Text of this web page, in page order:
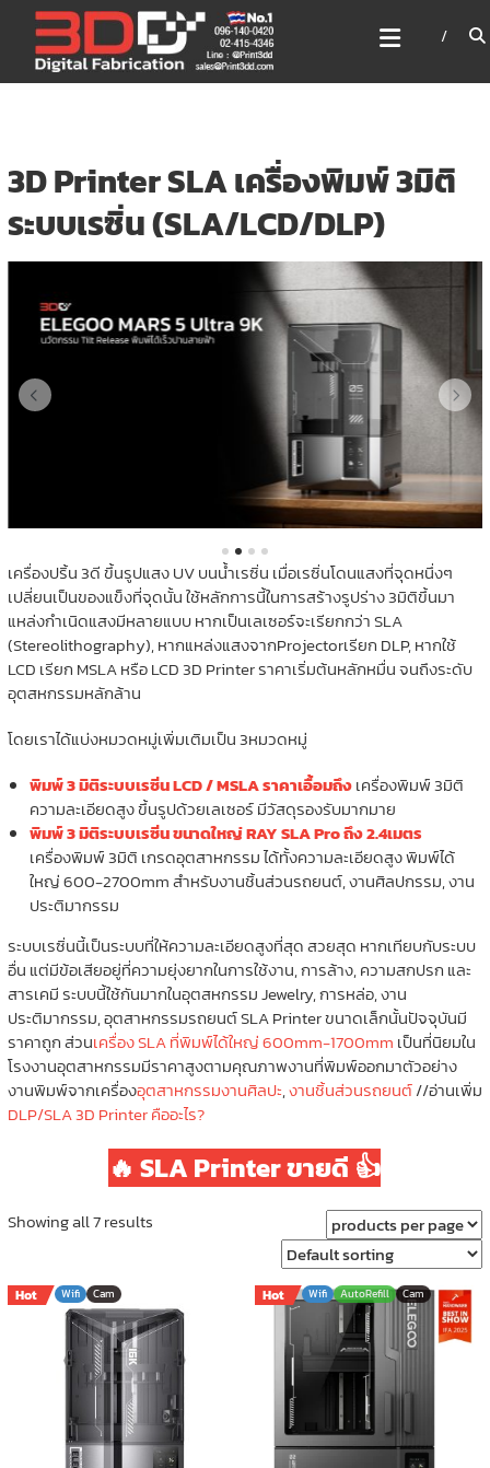
content
3DD DIGITAL FABRICATION
เครื่องพิมพ์3มิติ สแกนเนอร์
เลเซอร์
3D Printer SLA เครื่องพิมพ์ 3มิติ
ระบบเรซิ่น (SLA/LCD/DLP)
เครื่องปริ้น 3ดี ขึ้นรูปแสง UV บนน้ำเรซิ่น เมื่อเรซิ่นโดนแสงที่จุดหนึ่งๆ
เปลี่ยนเป็นของแข็งที่จุดนั้น ใช้หลักการนี้ในการสร้างรูปร่าง 3มิติขึ้นมา
แหล่งกำเนิดแสงมีหลายแบบ หากเป็นเลเซอร์จะเรียกกว่า SLA
(Stereolithography), หากแหล่งแสงจากProjectorเรียก DLP, หากใช้
LCD เรียก MSLA หรือ LCD 3D Printer ราคาเริ่มต้นหลักหมื่น จนถึงระดับ
อุตสหกรรมหลักล้าน
โดยเราได้แบ่งหมวดหมู่เพิ่มเติมเป็น 3หมวดหมู่
พิมพ์ 3 มิติระบบเรซิ่น LCD / MSLA ราคาเอื้อมถึงเครื่องพิมพ์ 3มิติ
ความละเอียดสูง ขึ้นรูปด้วยเลเซอร์ มีวัสดุรองรับมากมาย
พิมพ์ 3 มิติระบบเรซิ่น ขนาดใหญ่ RAY SLA Pro ถึง 2.4เมตร
เครื่องพิมพ์ 3มิติ เกรดอุตสาหกรรม ได้ทั้งความละเอียดสูง พิมพ์ได้
ใหญ่ 600-2700mm สำหรับงานชิ้นส่วนรถยนต์, งานศิลปกรรม, งาน
ประติมากรรม
ระบบเรซิ่นนี้เป็นระบบที่ให้ความละเอียดสูงที่สุด สวยสุด หากเทียบกับระบบ
อื่น แต่มีข้อเสียอยู่ที่ความยุ่งยากในการใช้งาน, การล้าง, ความสกปรก และ
สารเคมี ระบบนี้ใช้กันมากในอุตสหกรรม Jewelry, การหล่อ, งาน
ประติมากรรม, อุตสาหกรรมรถยนต์ SLA Printer ขนาดเล็กนั้นปัจจุบันมี
ราคาถูก ส่วนเครื่อง SLA ที่พิมพ์ได้ใหญ่ 600mm-1700mm เป็นที่นิยมใน
โรงงานอุตสาหกรรมมีราคาสูงตามคุณภาพงานที่พิมพ์ออกมาตัวอย่าง
งานพิมพ์จากเครื่องอุตสาหกรรมงานศิลปะ,งานชิ้นส่วนรถยนต์//อ่านเพิ่ม
DLP/SLA 3D Printer คืออะไร?
🔥 SLA Printer ขายดี 👍
Showing all 7 results
Hot Wifi Cam Hot Wifi AutoRefill Cam